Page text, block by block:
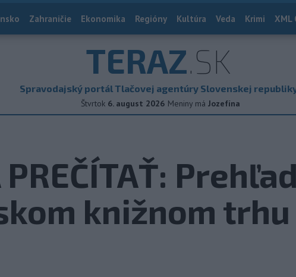
Zahraničie Ekonomika Regióny Kultúra Veda Krimi XML
TERAZ.SK
Spravodajský portál Tlačovej agentúry Slovenskej
Štvrtok 6. august 2026 Meniny má Jozefína
PREČÍTAŤ:
knižnom trhu